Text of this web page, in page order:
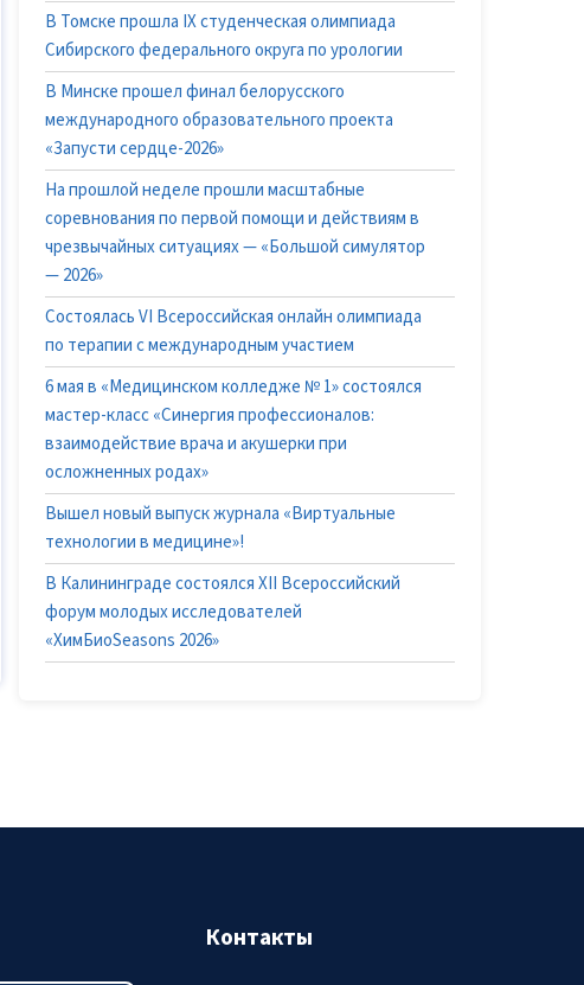
В Томске прошла IX студенческая олимпиада
Сибирского федерального округа по урологии
В Минске прошел финал белорусского
международного образовательного проекта
«Запусти сердце-2026»
На прошлой неделе прошли масштабные
соревнования по первой помощи и действиям в
чрезвычайных ситуациях — «Большой симулятор
— 2026»
Состоялась VI Всероссийская онлайн олимпиада
по терапии с международным участием
6 мая в «Медицинском колледже № 1» состоялся
мастер-класс «Синергия профессионалов:
взаимодействие врача и акушерки при
осложненных родах»
Вышел новый выпуск журнала «Виртуальные
технологии в медицине»!
В Калининграде состоялся XII Всероссийский
форум молодых исследователей
«ХимБиоSeasons 2026»
Контакты